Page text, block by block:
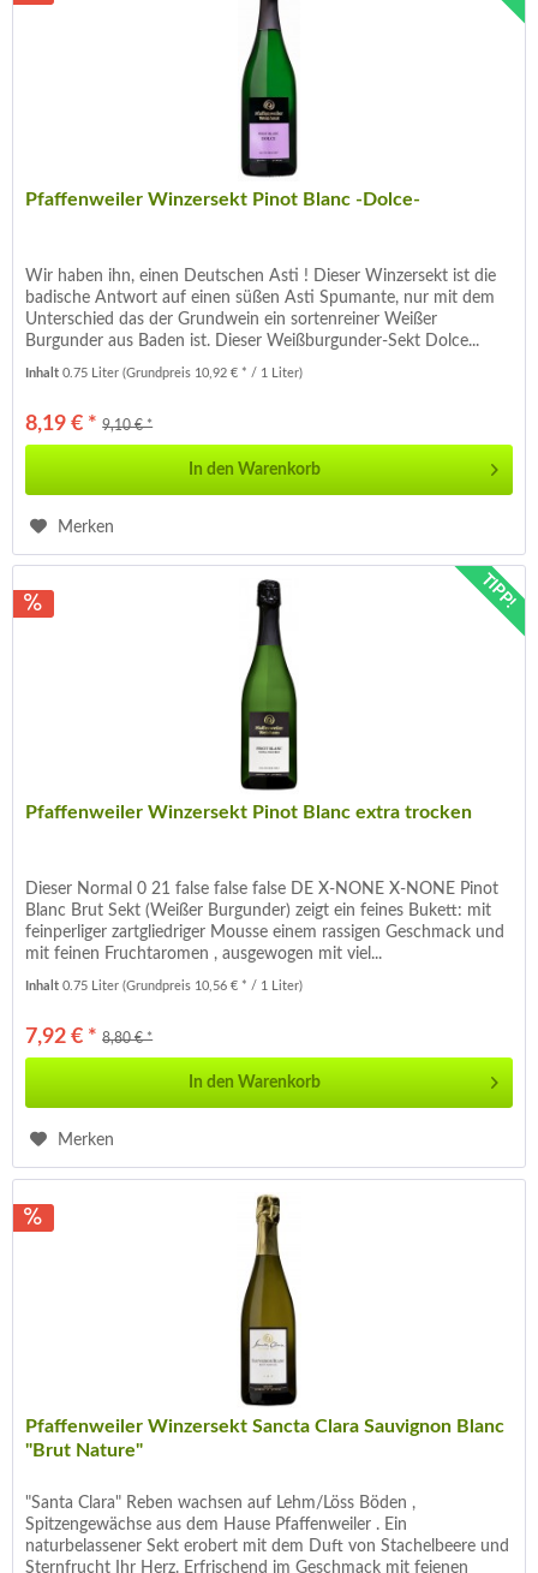
Pfaffenweiler Winzersekt Pinot Blanc -Dolce-
Wir haben ihn, einen Deutschen Asti ! Dieser Winzersekt ist die
badische Antwort auf einen süßen Asti Spumante, nur mit dem
Unterschied das der Grundwein ein sortenreiner Weißer
Burgunder aus Baden ist. Dieser Weißburgunder-Sekt Dolce...
Inhalt0.75 Liter(Grundpreis 10,92 € * / 1 Liter)
8,19 € * 9,10 € *
In den Warenkorb
Merken
TIPP!
Pfaffenweiler Winzersekt Pinot Blanc extra trocken
Dieser Normal 0 21 false false false DE X-NONE X-NONE Pinot
Blanc Brut Sekt (Weißer Burgunder) zeigt ein feines Bukett: mit
feinperliger zartgliedriger Mousse einem rassigen Geschmack und
mit feinen Frucht­­­aromen , ausgewogen mit viel...
Inhalt0.75 Liter(Grundpreis 10,56 € * / 1 Liter)
7,92 € * 8,80 € *
In den Warenkorb
Merken
Pfaffenweiler Winzersekt Sancta Clara Sauvignon Blanc
"Brut Nature"
"Santa Clara" Reben wachsen auf Lehm/Löss Böden ,
Spitzengewächse aus dem Hause Pfaffenweiler . Ein
naturbelassener Sekt erobert mit dem Duft von Stachelbeere und
Sternfrucht Ihr Herz. Erfrischend im Geschmack mit feienen